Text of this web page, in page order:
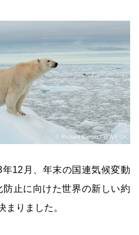
© Richard Barrett / WWF-UK
12月、年末の国連気候変動
止に向けた世界の新しい約
まりました。